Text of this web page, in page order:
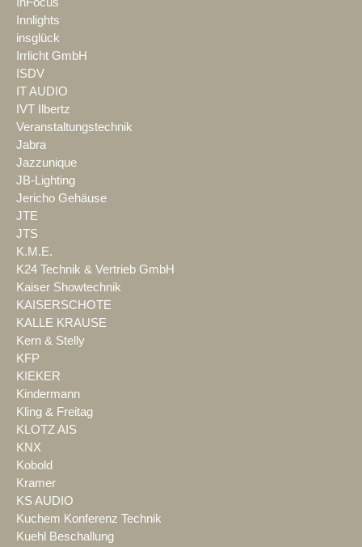
Innlights
insglück
Irrlicht GmbH
ISDV
IT AUDIO
IVT Ilbertz
Veranstaltungstechnik
Jabra
Jazzunique
JB-Lighting
Jericho Gehäuse
JTE
JTS
K.M.E.
K24 Technik & Vertrieb GmbH
Kaiser Showtechnik
KAISERSCHOTE
KALLE KRAUSE
Kern & Stelly
KFP
KIEKER
Kindermann
Kling & Freitag
KLOTZ AIS
KNX
Kobold
Kramer
KS AUDIO
Kuchem Konferenz Technik
Kuehl Beschallung